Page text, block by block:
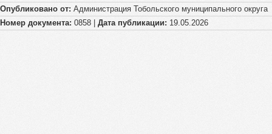
Опубликовано от: Администрация Тобольского муниципального округа
Номер документа: 0858 | Дата публикации: 19.05.2026